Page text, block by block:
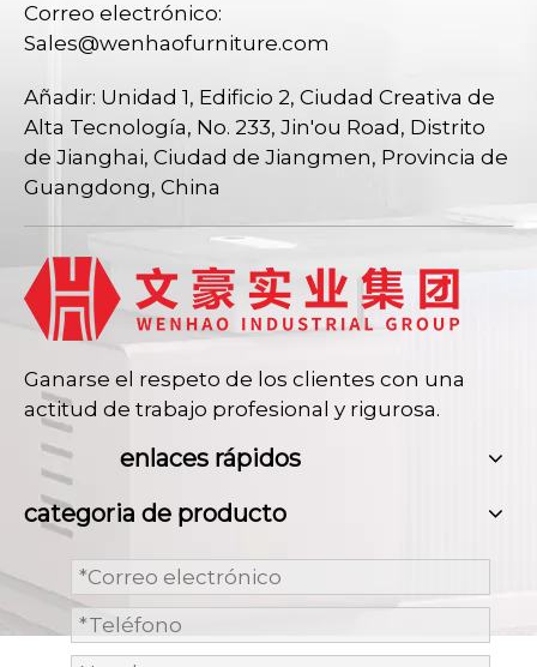
Correo electrónico:
Sales@wenhaofurniture.com
Añadir: Unidad 1, Edificio 2, Ciudad Creativa de
Alta Tecnología, No. 233, Jin'ou Road, Distrito
de Jianghai, Ciudad de Jiangmen, Provincia de
Guangdong, China
Ganarse el respeto de los clientes con una
actitud de trabajo profesional y rigurosa.
enlaces rápidos
categoria de producto